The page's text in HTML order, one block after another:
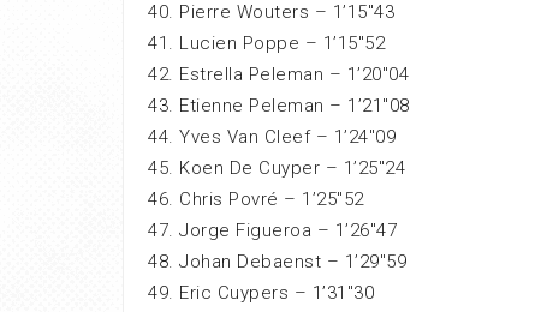
40. Pierre Wouters – 1’15″43
41. Lucien Poppe – 1’15″52
42. Estrella Peleman – 1’20″04
43. Etienne Peleman – 1’21″08
44. Yves Van Cleef – 1’24″09
45. Koen De Cuyper – 1’25″24
46. Chris Povré – 1’25″52
47. Jorge Figueroa – 1’26″47
48. Johan Debaenst – 1’29″59
49. Eric Cuypers – 1’31″30